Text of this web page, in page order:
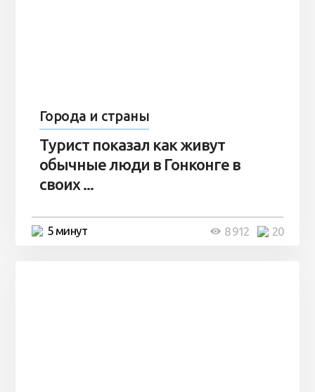
Города и страны
Турист показал как живут
обычные люди в Гонконге в
своих ...
5 минут 20
8 912